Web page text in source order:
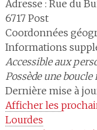
Adresse : Rue du
6717 Post
Coordonnées
Informations
Accessible aux
Possède une
Dernière mise à
Afficher les
Lourdes